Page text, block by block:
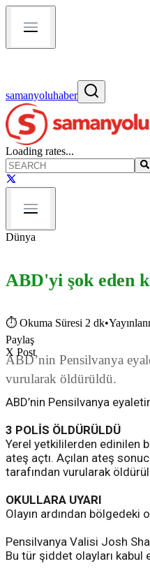
samanyoluhaber
Loading rates...
Dünya
ABD'yi şok eden
⏱ Okuma Süresi 2 dk•
Paylaş
X Post
ABD’nin Pensilvanya
vurularak öldürüldü.
ABD’nin Pensilvanya
3 POLİS ÖLDÜRÜLDÜ
Yerel yetkililerden edinilen
ateş açtı. Açılan ateş
tarafından vurularak
OKULLARA UYARI
Olayın ardından bölgedeki
Pensilvanya Valisi Josh
Bu tür şiddet olayları kabul